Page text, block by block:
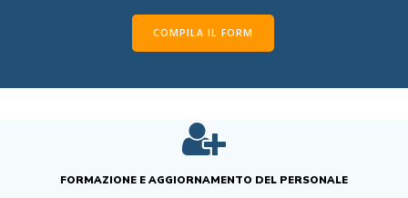
COMPILA IL FORM
FORMAZIONE E AGGIORNAMENTO DEL PERSONALE